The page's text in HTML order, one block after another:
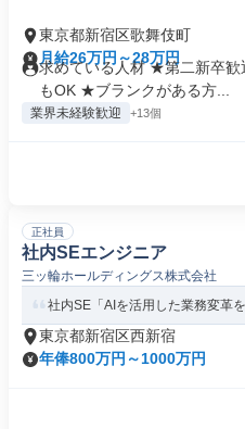
東京都新宿区歌舞伎町
月給26万円～28万円
求めている人材 ★第二新卒
もOK ★ブランクがある方...
業界未経験歓迎 +13個
正社員
社内SEエンジニア
三ッ輪ホールディングス株式会社
社内SE「AIを活用した業務変革
東京都新宿区西新宿
年俸800万円～1000万円